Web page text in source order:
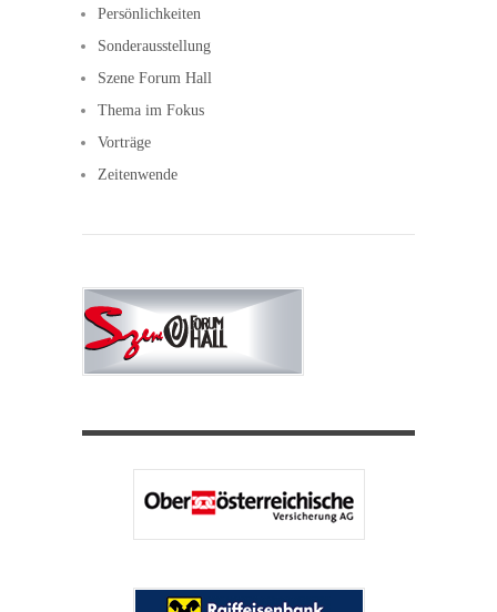
Persönlichkeiten
Sonderausstellung
Szene Forum Hall
Thema im Fokus
Vorträge
Zeitenwende